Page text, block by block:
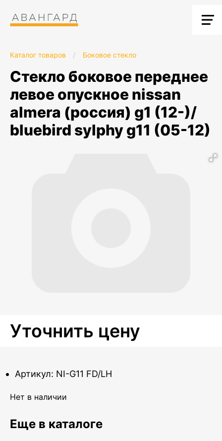
Каталог товаров / Боковое стекло
стекло боковое переднее
левое опускное nissan
almera (россия) g1 (12-)/
bluebird sylphy g11 (05-12)
Уточнить цену
Артикул: NI-G11 FD/LH
Нет в наличии
Еще в каталоге